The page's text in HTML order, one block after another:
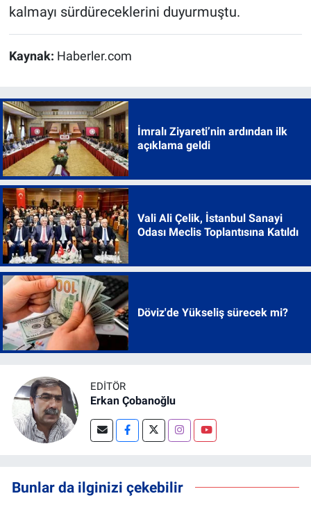
kalmayı sürdüreceklerini duyurmuştu.
Kaynak: Haberler.com
İmralı Ziyareti’nin ardından ilk
açıklama geldi
Vali Ali Çelik, İstanbul Sanayi
Odası Meclis Toplantısına Katıldı
Döviz'de Yükseliş sürecek mi?
EDITÖR
Erkan Çobanoğlu
Bunlar da ilginizi çekebilir